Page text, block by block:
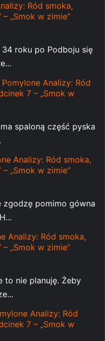
Ród smoka,
„Smok w zimie”
roku po Podboju się
Pomylone Analizy: Ród
7 – „Smok w
spaloną część pyska
Analizy: Ród smoka,
„Smok w zimie”
zgodzę pomimo gówna
Analizy: Ród smoka,
„Smok w zimie”
to nie planuję. Żeby
Analizy: Ród
7 – „Smok w